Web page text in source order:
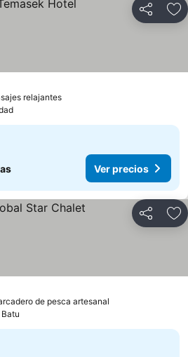
Compartir
relajantes
Ver precios
Compartir
de pesca artesanal